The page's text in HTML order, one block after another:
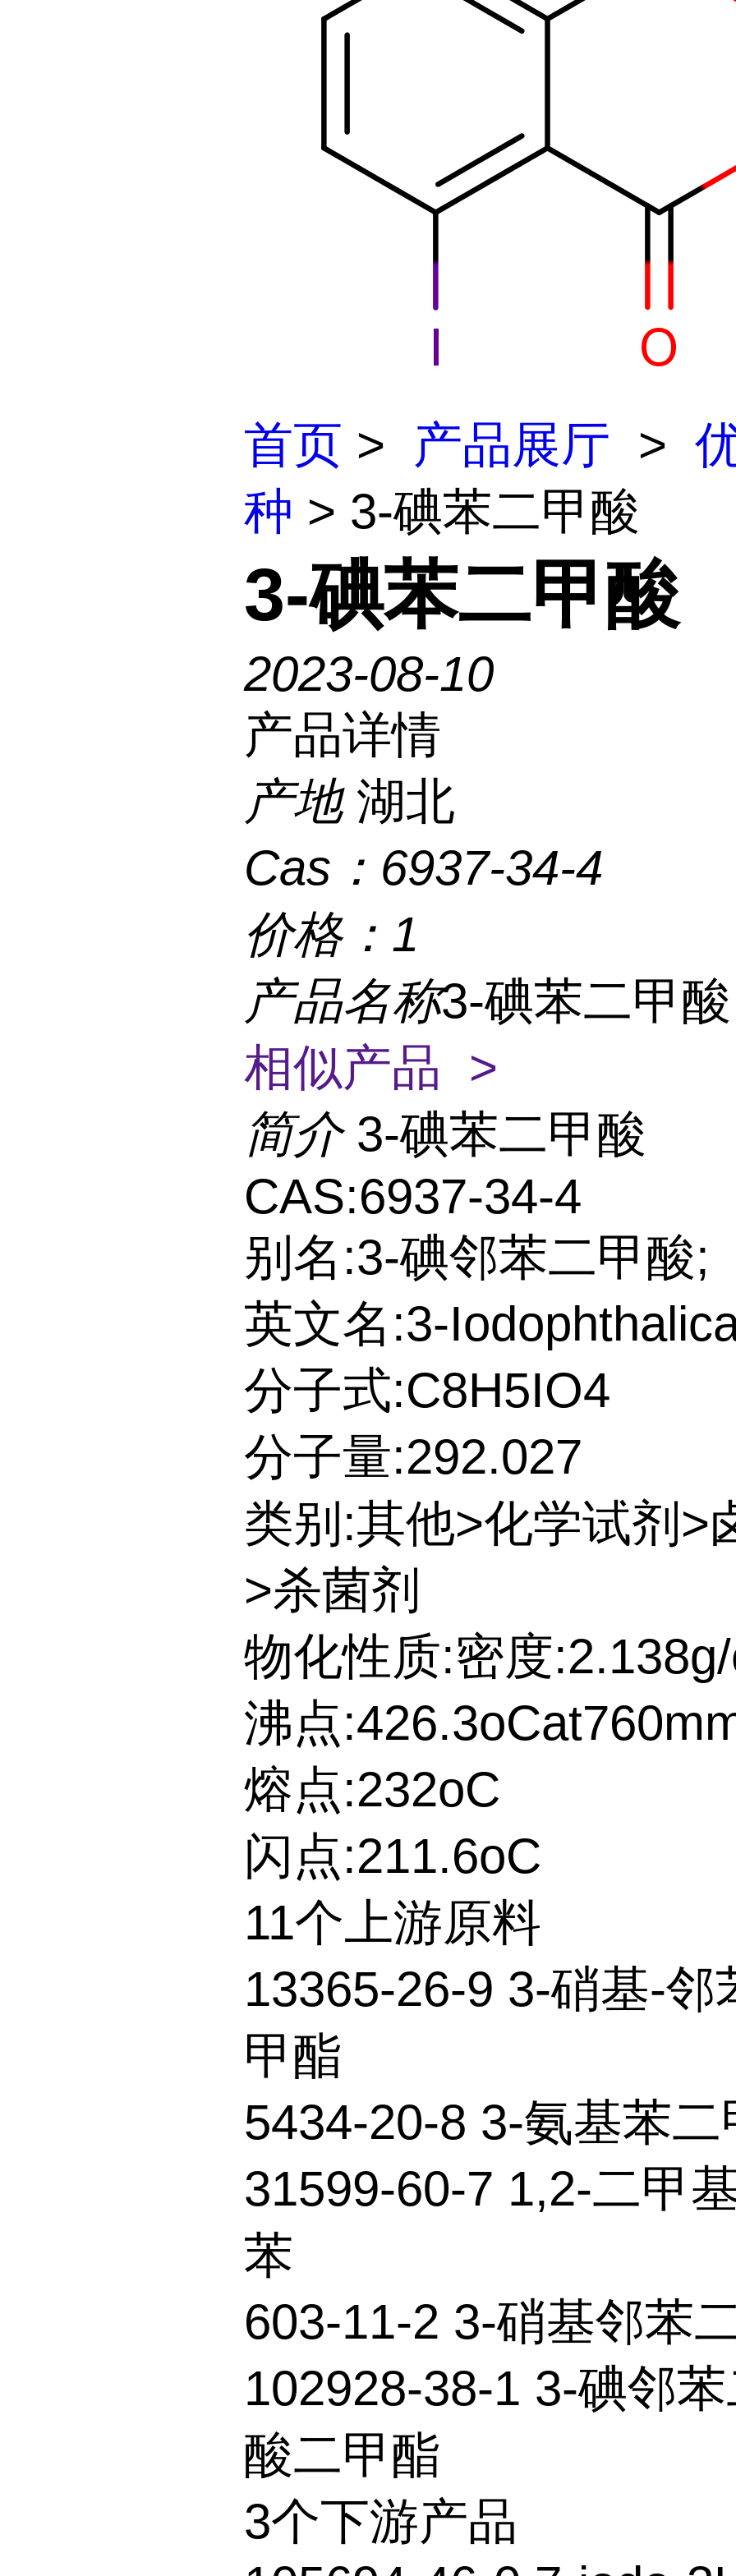
首页 > 产品展厅 >
种 > 3-碘苯二甲酸
3-碘苯二甲酸
2023-08-10
产品详情
产地 湖北
Cas： 6937-34-4
价格： 1
产品名称3-碘苯二甲
相似产品 >
简介 3-碘苯二甲酸
CAS:6937-34-4
别名:3-碘邻苯二甲酸;
英文名:3-
分子式:C8H5IO4
分子量:292.027
类别:其他>化学试剂>
>杀菌剂
物化性质:密度
沸点
熔点:232oC
闪点:211.6oC
11个上游原料
13365-26-9 3-硝基-邻
甲酯
5434-20-8 3-氨基苯二
31599-60-7 1,2-二甲
苯
603-11-2 3-硝基邻苯
102928-38-1 3-碘邻
酸二甲酯
3个下游产品